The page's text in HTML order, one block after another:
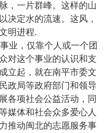
，一片群峰。这样的山
决定水的流速。这风，
明进程.
业，仅靠个人或一个团
对这个事业的认识和支
立起，就在南平市委文
政局等政府部门和领导
各项社会公益活动，同
媒体和社会众多爱心人
推动闽北的志愿服务事